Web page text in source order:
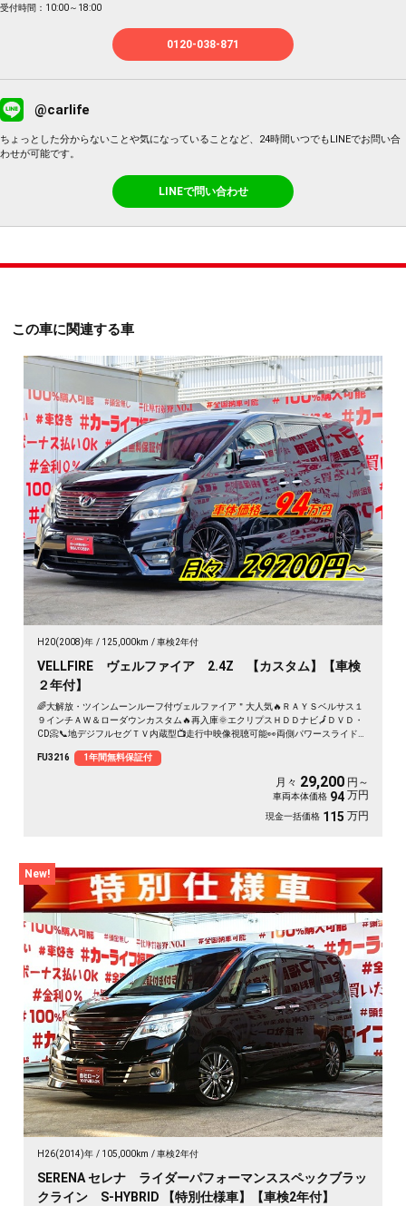
受付時間：10:00～18:00
0120-038-871
@carlife
ちょっとした分からないことや気になっていることなど、24時間いつでもLINEでお問い合
わせが可能です。
LINEで問い合わせ
この車に関連する車
H20(2008)年 125,000km 車検2年付
VELLFIRE ヴェルファイア 2.4Z 【カスタム】【車検
２年付】
🌈大解放・ツインムーンルーフ付ヴェルファイア＂大人気🔥ＲＡＹＳベルサス１
９インチＡＷ＆ローダウンカスタム🔥再入庫🌞エクリプスＨＤＤナビ🗾ＤＶＤ・
CD📀📞地デジフルセグＴＶ内蔵型📺走行中映像視聴可能👀両側パワースライドド
ダウンモニター搭載📺⚡多数装備付きの人気ミニバン・月々２万円台～ＯＫ😲
FU3216 1年間無料保証付
月々 29,200 円～
車両本体価格 94 万円
現金一括価格 115 万円
New!
H26(2014)年 105,000km 車検2年付
SERENA セレナ ライダーパフォーマンススペックブラッ
クライン S-HYBRID 【特別仕様車】【車検2年付】